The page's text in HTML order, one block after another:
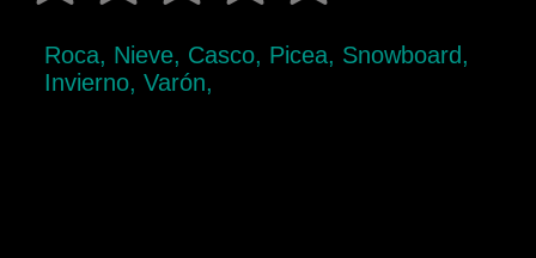
Roca, Nieve, Casco, Picea, Snowboard,
Invierno, Varón,